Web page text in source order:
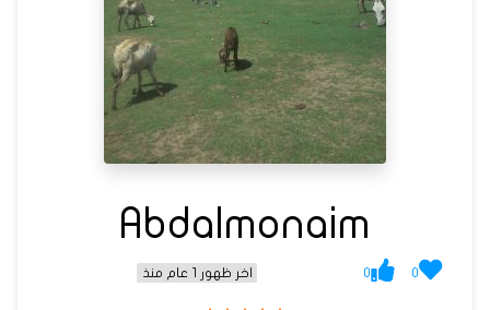
Abdalmonaim
0
0 اخر ظهور 1 عام منذ